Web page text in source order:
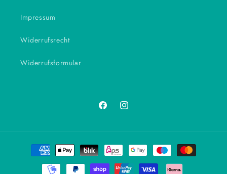
Impressum
Widerrufsrecht
Widerrufsformular
FacebookInstagram
Zahlungsmethoden